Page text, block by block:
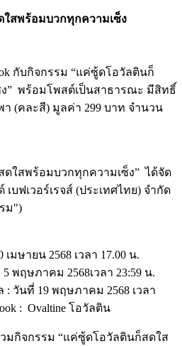
สพร้อมบวกทุกความเซ็ง
กับกิจกรรม “แค่ซู้ดโอวัลตินก็
” พร้อมโพสต์เป็นสาธารณะ มีสิทธิ์
(คละสี) มูลค่า 299 บาท จำนวน
ใสพร้อมบวกทุกความเซ็ง” ได้จัด
บฟเวอร์เรจส์ (ประเทศไทย) จำกัด
ม")
ษายน 2568 เวลา 17.00 น.
ฤษภาคม 2568เวลา 23:59 น.
วันที่ 19 พฤษภาคม 2568 เวลา
: Ovaltine โอวัลติน
มกิจกรรม “แค่ซู้ดโอวัลตินก็สดใส